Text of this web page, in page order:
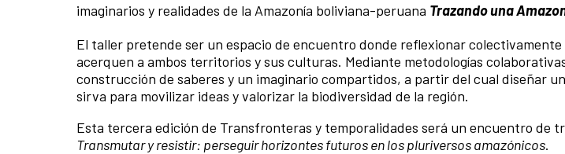
imaginarios y realidades de la Amazonía boliviana-peruana Trazando una
El taller pretende ser un espacio de encuentro donde reflexionar
acerquen a ambos territorios y sus culturas. Mediante metodologías
construcción de saberes y un imaginario compartidos, a partir del cual diseñar
sirva para movilizar ideas y valorizar la biodiversidad de la región.
Esta tercera edición de Transfronteras y temporalidades será un encuentro de
Transmutar y resistir: perseguir horizontes futuros en los pluriversos amazónicos.